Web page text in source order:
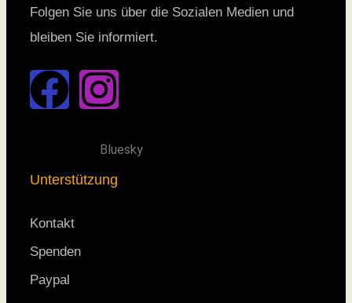
Folgen Sie uns über die Sozialen Medien und
bleiben Sie informiert.
Bluesky
Unterstützung
Kontakt
Spenden
Paypal